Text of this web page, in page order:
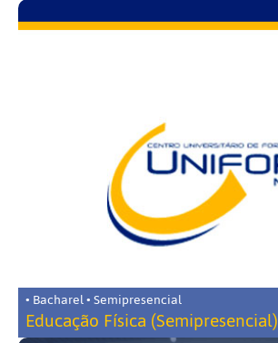
• Bacharel • Semipresencial
Educação Física (Semipresencial)